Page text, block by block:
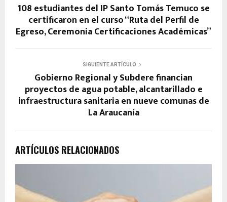
108 estudiantes del IP Santo Tomás Temuco se
certificaron en el curso “Ruta del Perfil de
Egreso, Ceremonia Certificaciones Académicas”
SIGUIENTE ARTÍCULO
Gobierno Regional y Subdere financian
proyectos de agua potable, alcantarillado e
infraestructura sanitaria en nueve comunas de
La Araucanía
ARTÍCULOS RELACIONADOS